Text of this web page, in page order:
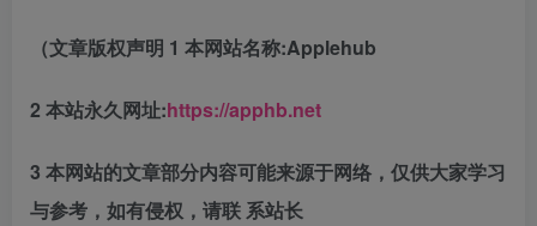
（文章版权声明 1 本网站名称:Applehub
2 本站永久网址:https://apphb.net
3 本网站的文章部分内容可能来源于网络，仅供大家学习
与参考，如有侵权，请联 系站长